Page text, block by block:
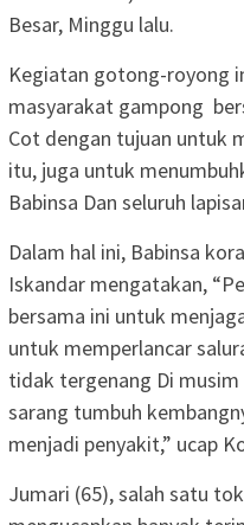
Besar, Minggu lalu.
Kegiatan gotong-royong
masyarakat gampong
Cot dengan tujuan untuk
itu, juga untuk
Babinsa Dan seluruh
Dalam hal ini, Babinsa
Iskandar mengatakan,
bersama ini untuk
untuk memperlancar
tidak tergenang Di
sarang tumbuh
menjadi penyakit,” ucap
Jumari (65), salah satu